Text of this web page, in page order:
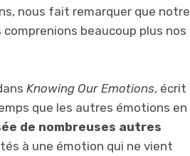
nous fait remarquer que notre
beaucoup plus nos
Knowing Our Emotions, écrit
que les autres émotions en
de nombreuses autres
à une émotion qui ne vient